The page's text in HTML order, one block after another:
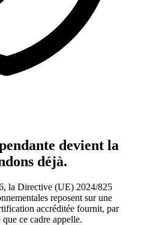
devient la
déjà.
la Directive (UE) 2024/825
reposent sur une
accréditée fournit, par
ce cadre appelle.